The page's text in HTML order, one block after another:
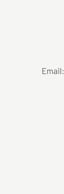
Email: